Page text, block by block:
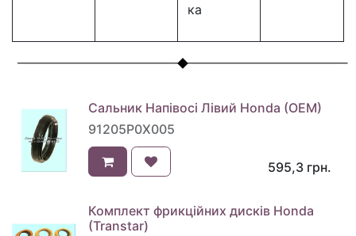
ка
Сальник Напівосі Лівий Honda (OEM)
91205P0X005
595,3 грн.
Комплект фрикційних дисків Honda
(Transtar)